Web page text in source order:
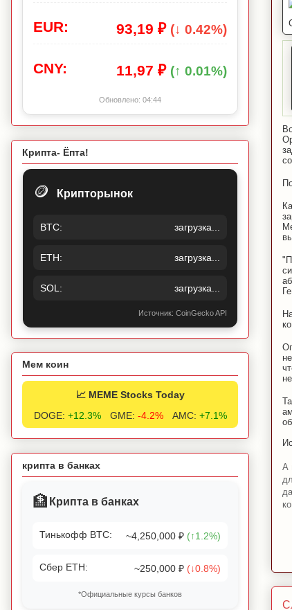
А
EUR: 93,19 ₽ (↓ 0.42%)
CNY: 11,97 ₽ (↑ 0.01%)
Обновлено: 04:44
Крипта- Ёпта!
🪙 Крипторынок
BTC: загрузка...
ETH: загрузка...
SOL: загрузка...
Источник: CoinGecko API
Мем коин
📈 MEME Stocks Today
DOGE: +12.3% GME: -4.2% AMC: +7.1%
крипта в банках
🏦 Крипта в банках
Тинькофф BTC: ~4,250,000 ₽ (↑1.2%)
Сбер ETH: ~250,000 ₽ (↓0.8%)
*Официальные курсы банков